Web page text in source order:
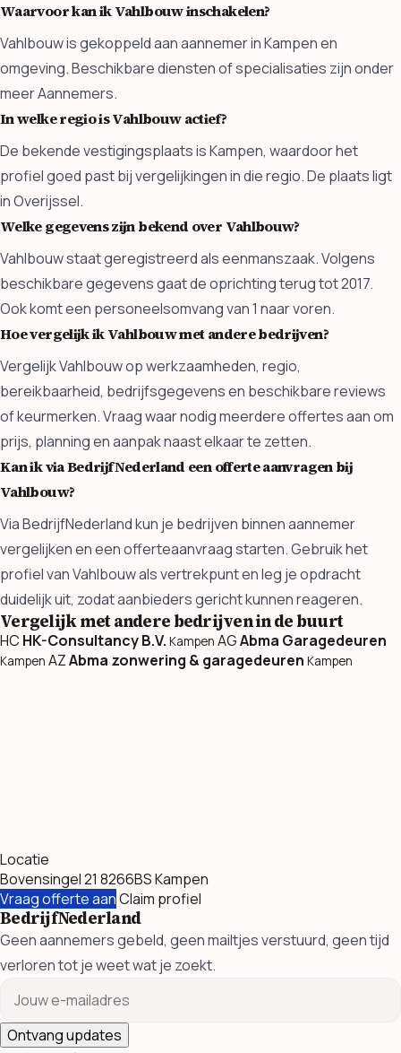
Waarvoor kan ik Vahlbouw inschakelen?
Vahlbouw is gekoppeld aan aannemer in Kampen en
omgeving. Beschikbare diensten of specialisaties zijn onder
meer Aannemers.
In welke regio is Vahlbouw actief?
De bekende vestigingsplaats is Kampen, waardoor het
profiel goed past bij vergelijkingen in die regio. De plaats ligt
in Overijssel.
Welke gegevens zijn bekend over Vahlbouw?
Vahlbouw staat geregistreerd als eenmanszaak. Volgens
beschikbare gegevens gaat de oprichting terug tot 2017.
Ook komt een personeelsomvang van 1 naar voren.
Hoe vergelijk ik Vahlbouw met andere bedrijven?
Vergelijk Vahlbouw op werkzaamheden, regio,
bereikbaarheid, bedrijfsgegevens en beschikbare reviews
of keurmerken. Vraag waar nodig meerdere offertes aan om
prijs, planning en aanpak naast elkaar te zetten.
Kan ik via BedrijfNederland een offerte aanvragen bij
Vahlbouw?
Via BedrijfNederland kun je bedrijven binnen aannemer
vergelijken en een offerteaanvraag starten. Gebruik het
profiel van Vahlbouw als vertrekpunt en leg je opdracht
duidelijk uit, zodat aanbieders gericht kunnen reageren.
Vergelijk met andere bedrijven in de buurt
HC HK-Consultancy B.V. Kampen AGAbma Garagedeuren
Kampen AZAbma zonwering & garagedeuren Kampen
Locatie
Bovensingel 21 8266BS Kampen
Vraag offerte aanClaim profiel
BedrijfNederland
Geen aannemers gebeld, geen mailtjes verstuurd, geen tijd
verloren tot je weet wat je zoekt.
Ontvang updates